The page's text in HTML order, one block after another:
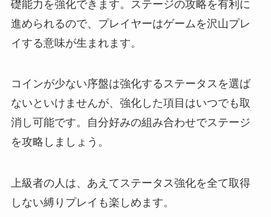
礎能力を強化できます。ステージの攻略を有利に
進められるので、プレイヤーはゲームを沢山プレ
イする意味が生まれます。
コインが少ない序盤は強化するステータスを選ば
ないといけませんが、強化した項目はいつでも取
消し可能です。自分好みの組み合わせでステージ
を攻略しましょう。
上級者の人は、あえてステータス強化を全て取得
しない縛りプレイも楽しめます。